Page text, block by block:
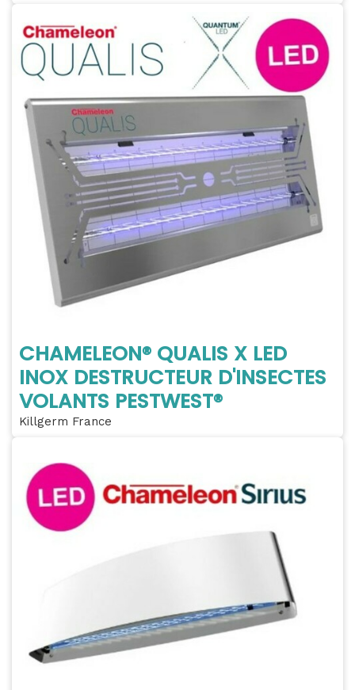
CHAMELEON® QUALIS X LED
INOX DESTRUCTEUR D'INSECTES
VOLANTS PESTWEST®
Killgerm France